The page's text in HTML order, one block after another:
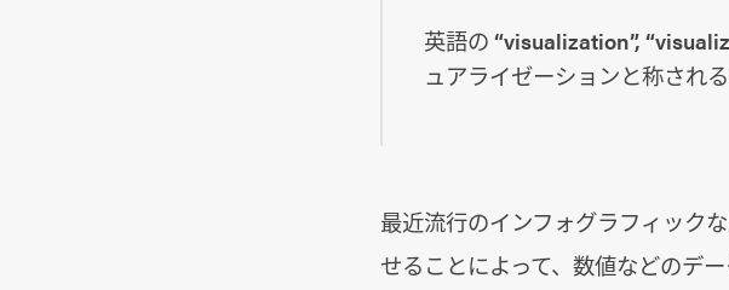
英語の “visualization”,
ュアライゼーションと称される
最近流行のインフォグラフィック
せることによって、数値などのデ